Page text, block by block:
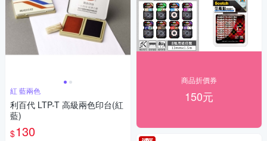
紅 藍兩色
利百代 LTP-T 高級兩色印台(紅
藍)
$130
商品折價券
150元